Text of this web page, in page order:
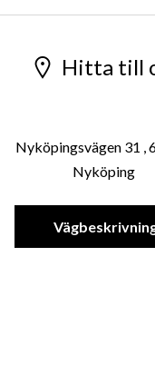
Hitta till
Nyköpingsvägen 31 ,
Nyköping